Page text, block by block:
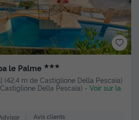
le Palme ★★★
(42,4 m de Castiglione Della Pescaia)
Della Pescaia) - Voir sur la
Avis clients